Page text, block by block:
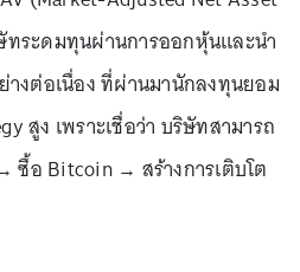
ทระดมทุนผ่านการออกหุ้นและนำ
างต่อเนื่อง ที่ผ่านมานักลงทุนยอม
สูง เพราะเชื่อว่า บริษัทสามารถ
อ Bitcoin → สร้างการเติบโต